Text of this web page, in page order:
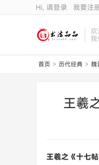
Hi, 请登录 我要注
首页 > 历代经典 > 魏
王羲
王羲之《十七